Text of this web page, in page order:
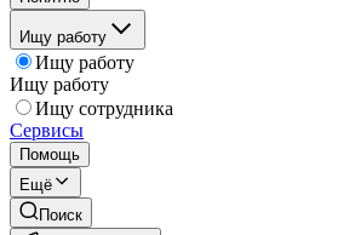
Ищу работу
Ищу работу
Ищу работу
Ищу сотрудника
Сервисы
Помощь
Ещё
Поиск